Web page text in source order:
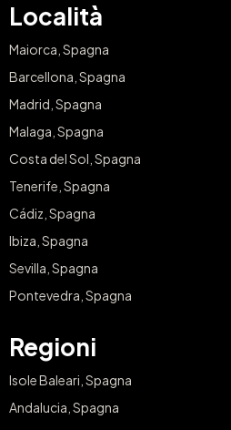
Località
Maiorca, Spagna
Barcellona, Spagna
Madrid, Spagna
Malaga, Spagna
Costa del Sol, Spagna
Tenerife, Spagna
Cádiz, Spagna
Ibiza, Spagna
Sevilla, Spagna
Pontevedra, Spagna
Regioni
Isole Baleari, Spagna
Andalucia, Spagna